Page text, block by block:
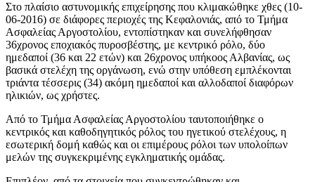
Στο πλαίσιο αστυνομικής επιχείρησης που κλιμακώθηκε χθες (10-
06-2016) σε διάφορες περιοχές της Κεφαλονιάς, από το Τμήμα
Ασφαλείας Αργοστολίου, εντοπίστηκαν και συνελήφθησαν
36χρονος εποχιακός πυροσβέστης, με κεντρικό ρόλο, δύο
ημεδαποί (36 και 22 ετών) και 26χρονος υπήκοος Αλβανίας, ως
βασικά στελέχη της οργάνωση, ενώ στην υπόθεση εμπλέκονται
τριάντα τέσσερις (34) ακόμη ημεδαποί και αλλοδαποί διαφόρων
ηλικιών, ως χρήστες.
Από το Τμήμα Ασφαλείας Αργοστολίου ταυτοποιήθηκε ο
κεντρικός και καθοδηγητικός ρόλος του ηγετικού στελέχους, η
εσωτερική δομή καθώς και οι επιμέρους ρόλοι των υπολοίπων
μελών της συγκεκριμένης εγκληματικής ομάδας.